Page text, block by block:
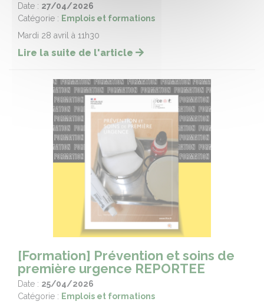
Date : 27/04/2026
Catégorie : Emplois et formations
Mardi 28 avril à 11h30
Lire la suite de l'article
[Formation] Prévention et soins de
première urgence REPORTEE
Date : 25/04/2026
Catégorie : Emplois et formations